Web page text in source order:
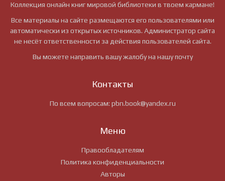
Коллекция онлайн книг мировой библиотеки в твоем кармане!
Все материалы на сайте размещаются его пользователями или
автоматически из открытых источников. Администратор сайта
не несёт ответственности за действия пользователей сайта.
Вы можете направить вашу жалобу на нашу почту
Контакты
По всем вопросам: pbn.book@yandex.ru
Меню
Правообладателям
Политика конфиденциальности
Авторы